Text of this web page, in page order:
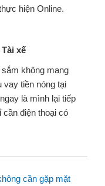
hiện Online.
xế
không mang
vay tiền nóng tại
là mình lại tiếp
điện thoại có
cần gặp mặt